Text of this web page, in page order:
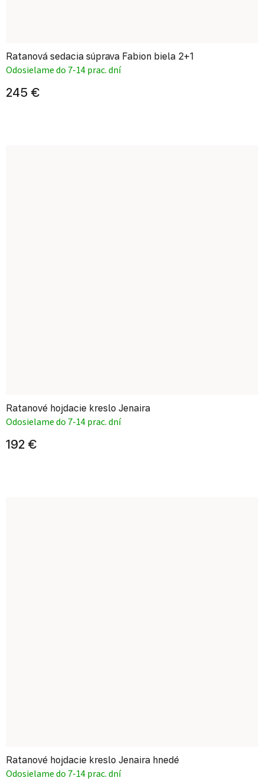
Ratanová sedacia súprava Fabion biela 2+1
Odosielame do 7-14 prac. dní
245 €
Ratanové hojdacie kreslo Jenaira
Odosielame do 7-14 prac. dní
192 €
Ratanové hojdacie kreslo Jenaira hnedé
Odosielame do 7-14 prac. dní